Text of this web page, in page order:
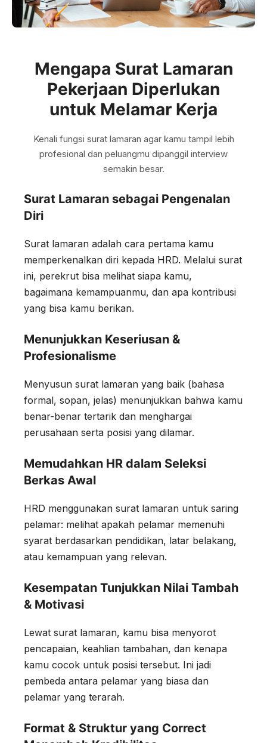
Mengapa Surat Lamaran
Pekerjaan Diperlukan
untuk Melamar Kerja
Kenali fungsi surat lamaran agar kamu tampil lebih
profesional dan peluangmu dipanggil interview
semakin besar.
Surat Lamaran sebagai Pengenalan
Diri
Surat lamaran adalah cara pertama kamu
memperkenalkan diri kepada HRD. Melalui surat
ini, perekrut bisa melihat siapa kamu,
bagaimana kemampuanmu, dan apa kontribusi
yang bisa kamu berikan.
Menunjukkan Keseriusan &
Profesionalisme
Menyusun surat lamaran yang baik (bahasa
formal, sopan, jelas) menunjukkan bahwa kamu
benar-benar tertarik dan menghargai
perusahaan serta posisi yang dilamar.
Memudahkan HR dalam Seleksi
Berkas Awal
HRD menggunakan surat lamaran untuk saring
pelamar: melihat apakah pelamar memenuhi
syarat berdasarkan pendidikan, latar belakang,
atau kemampuan yang relevan.
Kesempatan Tunjukkan Nilai Tambah
& Motivasi
Lewat surat lamaran, kamu bisa menyorot
pencapaian, keahlian tambahan, dan kenapa
kamu cocok untuk posisi tersebut. Ini jadi
pembeda antara pelamar yang biasa dan
pelamar yang terarah.
Format & Struktur yang Correct